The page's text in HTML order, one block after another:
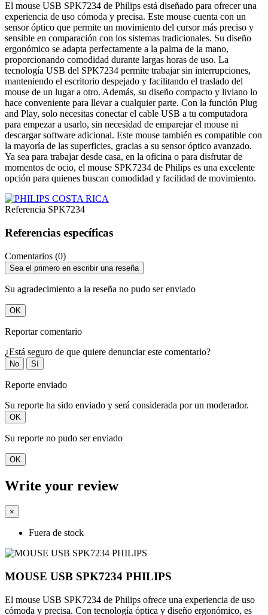
El mouse USB SPK7234 de Philips está diseñado para ofrecer una
experiencia de uso cómoda y precisa. Este mouse cuenta con un
sensor óptico que permite un movimiento del cursor más preciso y
sensible en comparación con los sistemas tradicionales. Su diseño
ergonómico se adapta perfectamente a la palma de la mano,
proporcionando comodidad durante largas horas de uso. La
tecnología USB del SPK7234 permite trabajar sin interrupciones,
manteniendo el escritorio despejado y facilitando el traslado del
mouse de un lugar a otro. Además, su diseño compacto y liviano lo
hace conveniente para llevar a cualquier parte. Con la función Plug
and Play, solo necesitas conectar el cable USB a tu computadora
para empezar a usarlo, sin necesidad de emparejar el mouse ni
descargar software adicional. Este mouse también es compatible con
la mayoría de las superficies, gracias a su sensor óptico avanzado.
Ya sea para trabajar desde casa, en la oficina o para disfrutar de
momentos de ocio, el mouse SPK7234 de Philips es una excelente
opción para quienes buscan comodidad y facilidad de movimiento.
Referencia SPK7234
Referencias específicas
Comentarios (0)
Sea el primero en escribir una reseña
Su agradecimiento a la reseña no pudo ser enviado
OK
Reportar comentario
¿Está seguro de que quiere denunciar este comentario?
No Sí
Reporte enviado
Su reporte ha sido enviado y será considerada por un moderador.
OK
Su reporte no pudo ser enviado
OK
Write your review
×
Fuera de stock
MOUSE USB SPK7234 PHILIPS
El mouse USB SPK7234 de Philips ofrece una experiencia de uso
cómoda y precisa. Con tecnología óptica y diseño ergonómico, es